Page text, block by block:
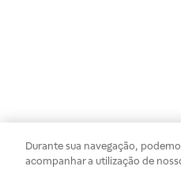
Durante sua navegação,
acompanhar a utilização de